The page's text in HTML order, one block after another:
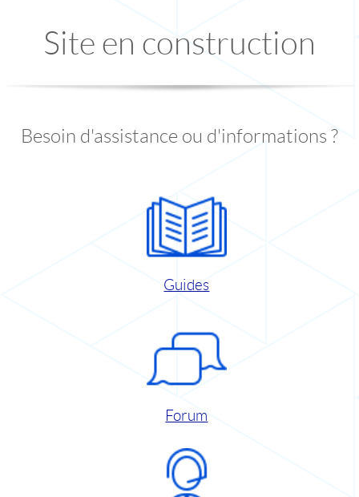
Site en construction
Besoin d'assistance ou d'informations ?
Guides
Forum